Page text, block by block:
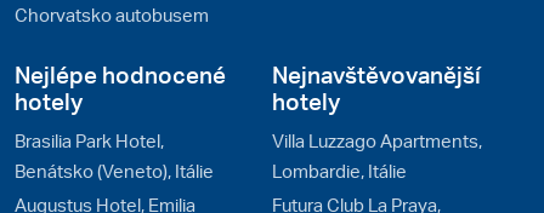
Chorvatsko autobusem
Nejlépe hodnocené
hotely
Brasilia Park Hotel,
Benátsko (Veneto), Itálie
Augustus Hotel, Emilia
Nejnavštěvovanější
hotely
Villa Luzzago Apartments,
Lombardie, Itálie
Futura Club La Praya,